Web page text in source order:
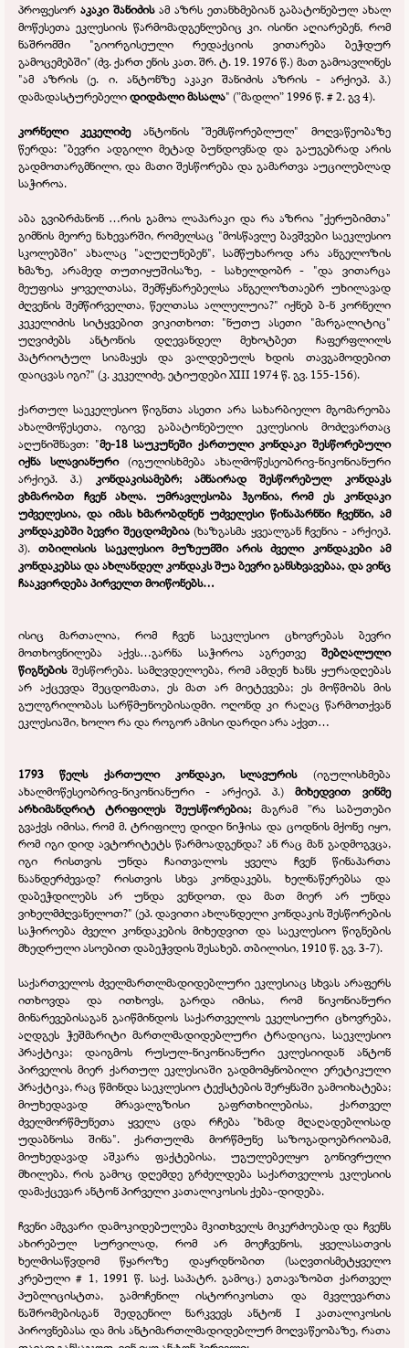
პროფესორ აკაკი შანიძისამ აზრს ეთანხმებიან გაბატონებულ ახალ
მოწესეთა ეკლესიის წარმომადგენლებიც კი. ისინი აღიარებენ, რომ
ნაშრომში "გიორგისეული რედაქციის ვითარება ბეჭდურ
გამოცემებში" (ძვ. ქართ ენის კათ. შრ. ტ. 19. 1976 წ.) მათ გამოავლინეს
"ამ აზრის (ე. ი. ანტონზე აკაკი შანიძის აზრის - არქიეპ. პ.)
დამადასტურებელიდიდძალი მასალა" (”მადლი” 1996 წ. # 2. გვ 4).
კორნელი კეკელიძეანტონის "შემსწორებლულ" მოღვაწეობაზე
წერდა: "ბევრი ადგილი მეტად ბუნდოვნად და გაუგებრად არის
გადმოთარგმნილი, და მათი შესწორება და გამართვა აუცილებლად
საჭიროა.
აბა გვიბრძანონ …რის გამოა ლაპარაკი და რა აზრია "ქერუბიმთა"
გიმნის მეორე ნახევარში, რომელსაც "მოსწავლე ბავშვები საეკლესიო
სკოლებში" ახალაც "აღუღუნებენ", სამწუხაროდ არა ანგელოზის
ხმაზე, არამედ თუთიყუშისაზე, - სახელდობრ - "და ვითარცა
მეუფისა ყოველთასა, შემწყნარებელსა ანგელოზთაებრ უხილავად
ძღვენის შემწირველთა, წელთასა ალლელუია?" იქნებ ბ-ნ კორნელი
კეკელიძის სიტყვებით ვიკითხოთ: "ნუთუ ასეთი "მარგალიტიც"
უღვიძებს ანტონის დღევანდელ მეხოტბეთ ჩაფერფლილს
პატრიოტულ სიამაყეს და ვალდებულს ხდის თავგამოდებით
დაიცვას იგი?" (კ. კეკელიძე, ეტიუდები XIII 1974 წ. გვ. 155-156).
ქართულ საეკელესიო წიგნთა ასეთი არა სახარბიელო მგომარეობა
ახალმოწესეთა, იგივე გაბატონებული ეკლესიის მოძღვართაც
აღუნიშნავთ: "მე-18 საუკუნეში ქართული კონდაკი შესწორებული
იქნა სლავიანური(იგულისხმება ახალმოწესეობრივ-ნიკონიანური
არქიეპ. პ.) კონდაკისამებრ; ამნაირად შესწორებულ კონდაკს
ვხმარობთ ჩვენ ახლა.
უმრავლესობა ჰგონია, რომ ეს კონდაკი
უძველესია, და იმას ხმარობდნენ უძველესი წინაპარნნი ჩვენნი, ამ
კონდაკებში ბევრი შეცდომებია(ხაზგასმა ყვეალგან ჩვენია - არქიეპ.
პ).თბილისის საეკლესიო მუზეუმში არის ძველი კონდაკები ამ
კონდაკებსა და ახლანდელ კონდაკს შუა ბევრი განსხვავებაა, და ვინც
ჩააკვირდება პირველთ მოიწონებს…
ისიც მართალია, რომ ჩვენ საეკლესიო ცხოვრებას ბევრი
მოთხოვნილება აქვს…გარნა საჭიროა აგრეთვე შებღალული
წიგნებისშესწორება. სამღვდელოება, რომ ამდენ ხანს ყურადღებას
არ აქცევდა შეცდომათა, ეს მათ არ მიეტევება; ეს მოწმობს მის
გულგრილობას სარწმუნოებისადმი. ოღონდ კი რაღაც წარმოთქვან
ეკლესიაში, ხოლო რა და როგორ ამისი დარდი არა აქვთ…
1793 წელს ქართული კონდაკი, სლავურის(იგულისხმება
ახალმოწესეობრივ-ნიკონიანური - არქიეპ. პ.)მიხედვით ვინმე
არხიმანდრიტ ტრიფილეს შეუსწორებია;მაგრამ ”რა საბუთები
გვაქვს იმისა, რომ მ. ტრიფილე დიდი ნიჭისა და ცოდნის მქონე იყო,
რომ იგი დიდ ავტორიტეტს წარმოადგენდა? ან რაც მან გადმოგვცა,
იგი რისთვის უნდა ჩაითვალოს ყველა ჩვენ წინაპართა
ნაანდერძევად? რისთვის სხვა კონდაკებს, ხელნაწერებსა და
დაბეჭდილებს არ უნდა ვენდოთ, და მათ მიერ არ უნდა
ვიხელმძღვანელოთ?" (ეპ. დავითი ახლანდელი კონდაკის შესწორების
საჭიროება ძველი კონდაკების მიხედვით და საეკლესიო წიგნების
მხედრული ასოებით დაბეჭვდის შესახებ. თბილისი, 1910 წ. გვ. 3-7).
საქართველოს ძველმართლმადიდებლური ეკლესიაც სხვას არაფერს
ითხოვდა და ითხოვს, გარდა იმისა, რომ ნიკონიანური
მინარევებისაგან გაიწმინდოს საქართველოს ეკელსიური ცხოვრება,
აღდგეს ჭეშმარიტი მართლმადიდებლური ტრადიცია, საეკლესიო
პრაქტიკა; დაიგმოს რუსულ-ნიკონიანური ეკლესიიდან ანტონ
პირველის მიერ ქართულ ეკლესიაში გადმომყნობილი ერეტიკული
პრაქტიკა, რაც წმინდა საეკლესიო ტექსტების შერყნაში გამოიხატება;
მიუხედავად მრავალგზისი გაფრთხილებისა, ქართველ
ძველმორწმუნეთა ყველა ცდა რჩება "ხმად მღაღადებლისად
უდაბნოსა შინა". ქართულმა მორწმუნე საზოგადოებრიობამ,
მიუხედავად აშკარა ფაქტებისა, უგულებელყო გონივრული
მხილება, რის გამოც დღემდე გრძელდება საქართველოს ეკლესიის
დამაქცევარ ანტონ პირველი კათალიკოსის ქება-დიდება.
ჩვენი ამგვარი დამოკიდებულება მკითხველს მიკერძოებად და ჩვენს
ახირებულ სურვილად, რომ არ მოეჩვენოს, ყველასათვის
ხელმისაწვდომ წყაროზე დაყრდნობით (საღვთისმეტყველო
კრებული # 1, 1991 წ. საქ. საპატრ. გამოც.) გთავაზობთ ქართველ
პუბლიცისტთა, გამოჩენილ ისტორიკოსთა და მკვლევართა
ნაშრომებისგან შედგენილ ნარკვევს ანტონ I კათალიკოსის
პიროვნებასა და მის ანტიმართლმადიდებლურ მოღვაწეობაზე, რათა